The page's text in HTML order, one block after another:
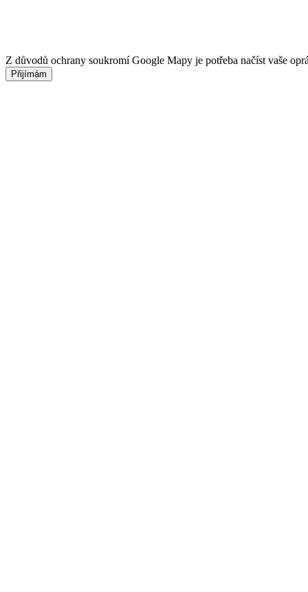
Z důvodů ochrany soukromí Google Mapy je potřeba načíst vaše
Přijímám